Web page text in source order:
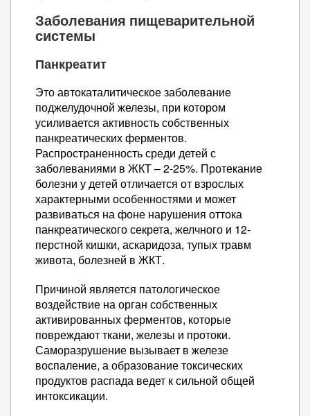
Заболевания пищеварительной
системы
Панкреатит
Это автокаталитическое заболевание
поджелудочной железы, при котором
усиливается активность собственных
панкреатических ферментов.
Распространенность среди детей с
заболеваниями в ЖКТ – 2-25%. Протекание
болезни у детей отличается от взрослых
характерными особенностями и может
развиваться на фоне нарушения оттока
панкреатического секрета, желчного и 12-
перстной кишки, аскаридоза, тупых травм
живота, болезней в ЖКТ.
Причиной является патологическое
воздействие на орган собственных
активированных ферментов, которые
повреждают ткани, железы и протоки.
Саморазрушение вызывает в железе
воспаление, а образование токсических
продуктов распада ведет к сильной общей
интоксикации.